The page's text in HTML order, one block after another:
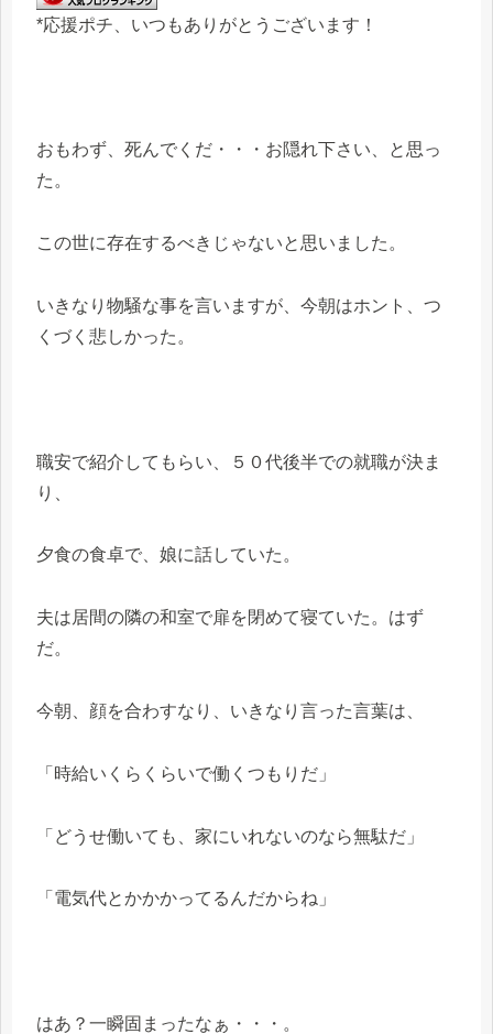
*応援ポチ、いつもありがとうございます！
おもわず、死んでくだ・・・お隠れ下さい、と思っ
た。
この世に存在するべきじゃないと思いました。
いきなり物騒な事を言いますが、今朝はホント、つ
くづく悲しかった。
職安で紹介してもらい、５０代後半での就職が決ま
り、
夕食の食卓で、娘に話していた。
夫は居間の隣の和室で扉を閉めて寝ていた。はず
だ。
今朝、顔を合わすなり、いきなり言った言葉は、
「時給いくらくらいで働くつもりだ」
「どうせ働いても、家にいれないのなら無駄だ」
「電気代とかかかってるんだからね」
はあ？一瞬固まったなぁ・・・。